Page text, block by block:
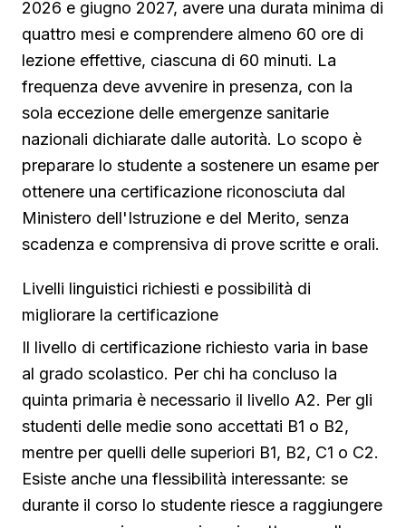
2026 e giugno 2027, avere una durata minima di
quattro mesi e comprendere almeno 60 ore di
lezione effettive, ciascuna di 60 minuti. La
frequenza deve avvenire in presenza, con la
sola eccezione delle emergenze sanitarie
nazionali dichiarate dalle autorità. Lo scopo è
preparare lo studente a sostenere un esame per
ottenere una certificazione riconosciuta dal
Ministero dell'Istruzione e del Merito, senza
scadenza e comprensiva di prove scritte e orali.
Livelli linguistici richiesti e possibilità di
migliorare la certificazione
Il livello di certificazione richiesto varia in base
al grado scolastico. Per chi ha concluso la
quinta primaria è necessario il livello A2. Per gli
studenti delle medie sono accettati B1 o B2,
mentre per quelli delle superiori B1, B2, C1 o C2.
Esiste anche una flessibilità interessante: se
durante il corso lo studente riesce a raggiungere